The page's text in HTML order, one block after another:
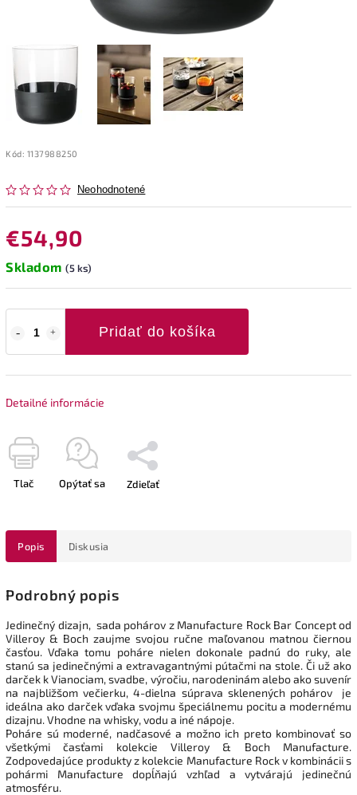
Kód: 1137988250
Neohodnotené
€54,90
Skladom (5 ks)
Pridať do košíka
Detailné informácie
Tlač Opýtať sa Zdieľať
Popis Diskusia
Podrobný popis
Jedinečný dizajn, sada pohárov z Manufacture Rock Bar Concept od
Villeroy & Boch zaujme svojou ručne maľovanou matnou čiernou
časťou. Vďaka tomu poháre nielen dokonale padnú do ruky, ale
stanú sa jedinečnými a extravagantnými pútačmi na stole. Či už ako
darček k Vianociam, svadbe, výročiu, narodeninám alebo ako suvenír
na najbližšom večierku, 4-dielna súprava sklenených pohárov je
ideálna ako darček vďaka svojmu špeciálnemu pocitu a modernému
dizajnu. Vhodne na whisky, vodu a iné nápoje.
Poháre sú moderné, nadčasové a možno ich preto kombinovať so
všetkými časťami kolekcie Villeroy & Boch Manufacture.
Zodpovedajúce produkty z kolekcie Manufacture Rock v kombinácii s
pohármi Manufacture dopĺňajú vzhľad a vytvárajú jedinečnú
atmosféru.